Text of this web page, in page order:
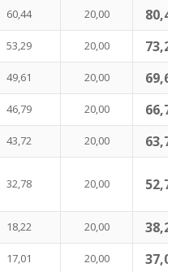
60,44 20,00
53,29 20,00
49,61 20,00
46,79 20,00
43,72 20,00
32,78 20,00
18,22 20,00
17,01 20,00